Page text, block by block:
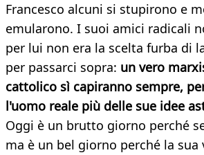
Francesco alcuni si stupirono e
emularono. I suoi amici radicali
per lui non era la scelta furba di
per passarci sopra: un vero
cattolico sì capiranno sempre,
l'uomo reale più delle sue idee
Oggi è un brutto giorno perché
ma è un bel giorno perché la sua